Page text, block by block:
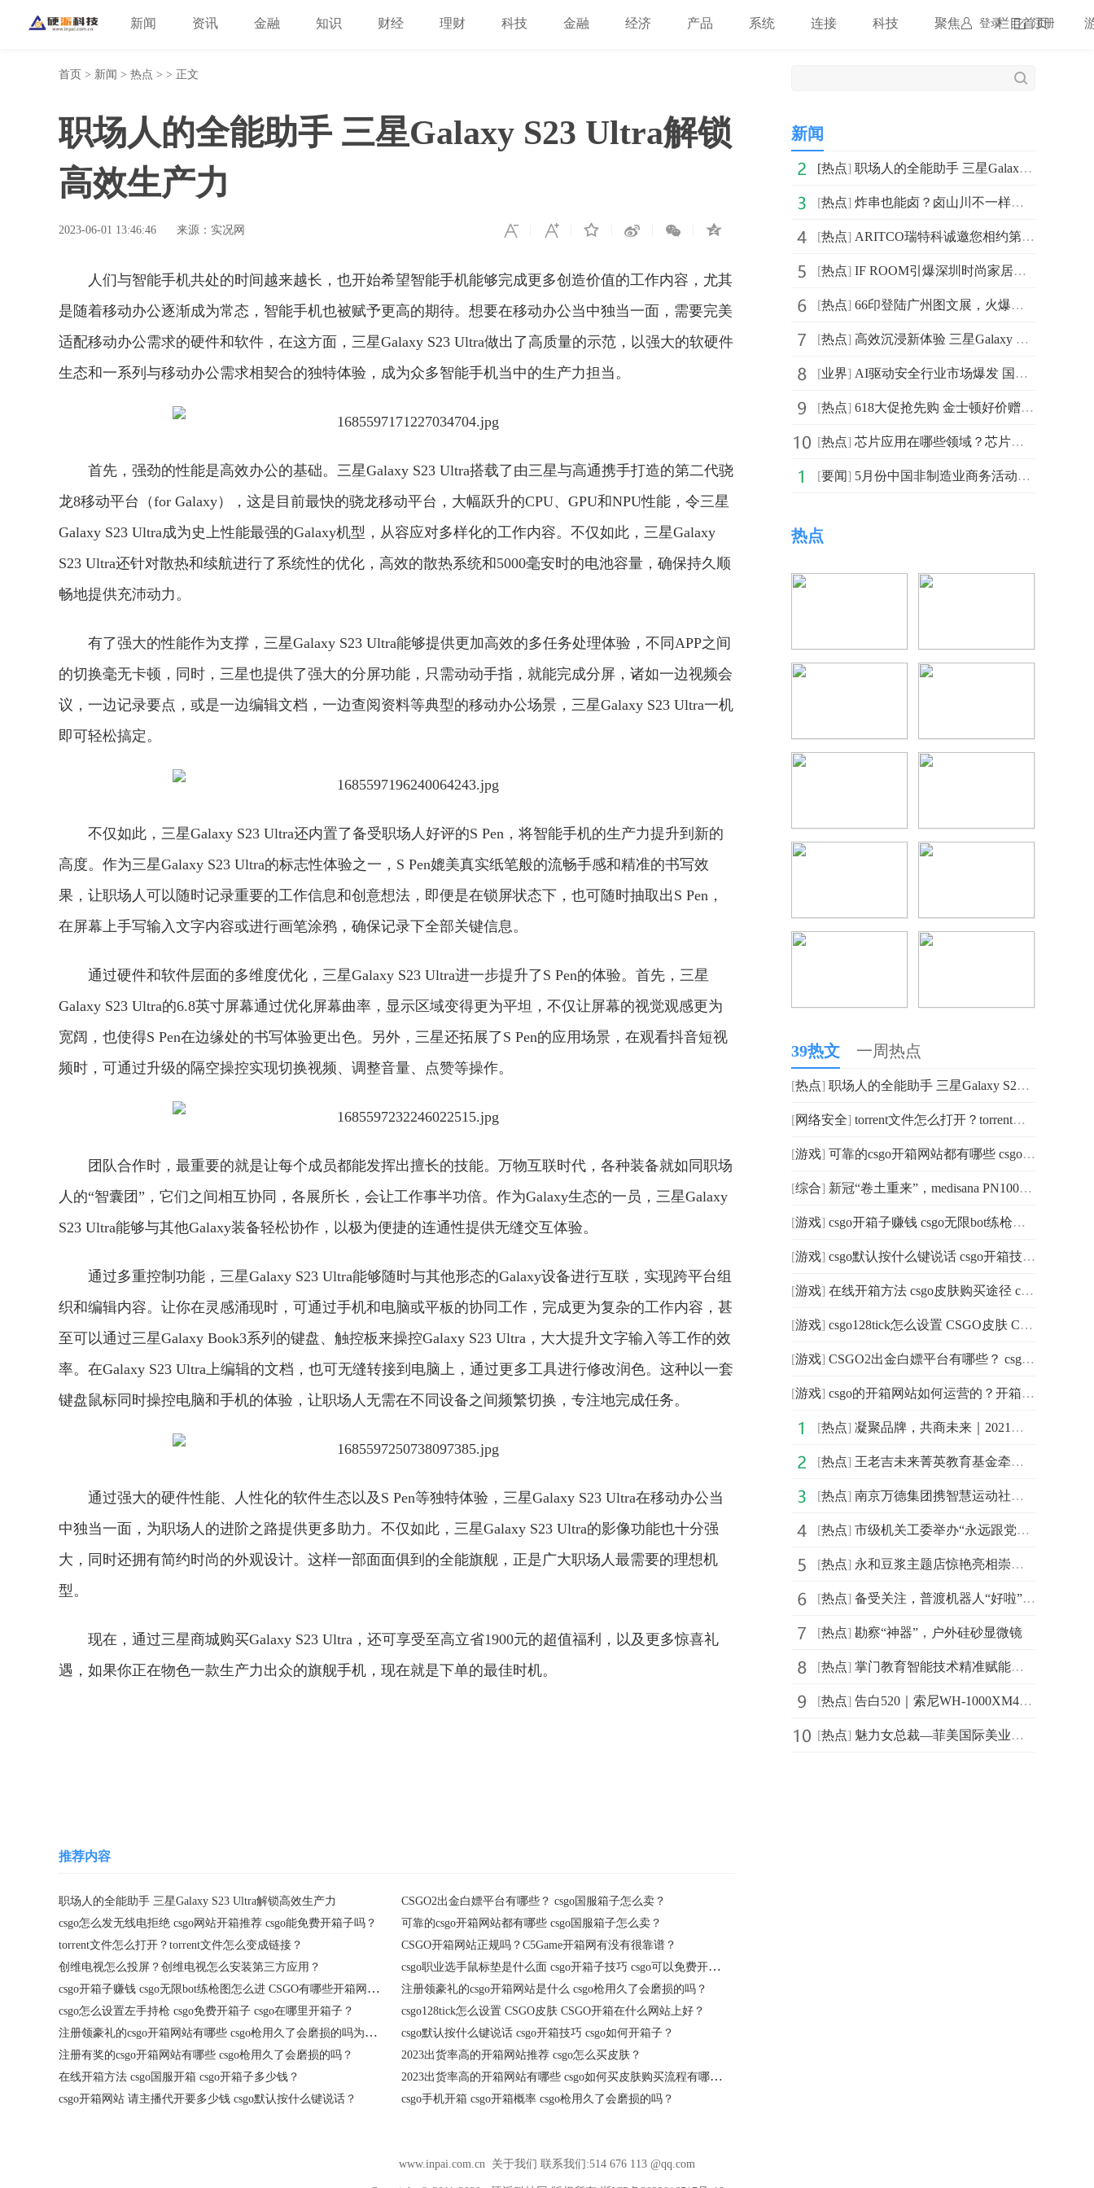
登录 注册
新闻 资讯 金融 知识 财经 理财 科技 金融 经济 产品 系统 连接 科技 聚焦 栏目首页
首页 > 新闻 > 热点 > > 正文
职场人的全能助手 三星Galaxy S23 Ultra解锁
高效生产力
2023-06-01 13:46:46 来源：实况网
人们与智能手机共处的时间越来越长，也开始希望智能手机能够完成更多创造价值的工作内容，尤其
是随着移动办公逐渐成为常态，智能手机也被赋予更高的期待。想要在移动办公当中独当一面，需要完美
适配移动办公需求的硬件和软件，在这方面，三星Galaxy S23 Ultra做出了高质量的示范，以强大的软硬件
生态和一系列与移动办公需求相契合的独特体验，成为众多智能手机当中的生产力担当。
首先，强劲的性能是高效办公的基础。三星Galaxy S23 Ultra搭载了由三星与高通携手打造的第二代骁
龙8移动平台（for Galaxy），这是目前最快的骁龙移动平台，大幅跃升的CPU、GPU和NPU性能，令三星
Galaxy S23 Ultra成为史上性能最强的Galaxy机型，从容应对多样化的工作内容。不仅如此，三星Galaxy
S23 Ultra还针对散热和续航进行了系统性的优化，高效的散热系统和5000毫安时的电池容量，确保持久顺
畅地提供充沛动力。
有了强大的性能作为支撑，三星Galaxy S23 Ultra能够提供更加高效的多任务处理体验，不同APP之间
的切换毫无卡顿，同时，三星也提供了强大的分屏功能，只需动动手指，就能完成分屏，诸如一边视频会
议，一边记录要点，或是一边编辑文档，一边查阅资料等典型的移动办公场景，三星Galaxy S23 Ultra一机
即可轻松搞定。
不仅如此，三星Galaxy S23 Ultra还内置了备受职场人好评的S Pen，将智能手机的生产力提升到新的
高度。作为三星Galaxy S23 Ultra的标志性体验之一，S Pen媲美真实纸笔般的流畅手感和精准的书写效
果，让职场人可以随时记录重要的工作信息和创意想法，即便是在锁屏状态下，也可随时抽取出S Pen，
在屏幕上手写输入文字内容或进行画笔涂鸦，确保记录下全部关键信息。
通过硬件和软件层面的多维度优化，三星Galaxy S23 Ultra进一步提升了S Pen的体验。首先，三星
Galaxy S23 Ultra的6.8英寸屏幕通过优化屏幕曲率，显示区域变得更为平坦，不仅让屏幕的视觉观感更为
宽阔，也使得S Pen在边缘处的书写体验更出色。另外，三星还拓展了S Pen的应用场景，在观看抖音短视
频时，可通过升级的隔空操控实现切换视频、调整音量、点赞等操作。
团队合作时，最重要的就是让每个成员都能发挥出擅长的技能。万物互联时代，各种装备就如同职场
人的“智囊团”，它们之间相互协同，各展所长，会让工作事半功倍。作为Galaxy生态的一员，三星Galaxy
S23 Ultra能够与其他Galaxy装备轻松协作，以极为便捷的连通性提供无缝交互体验。
通过多重控制功能，三星Galaxy S23 Ultra能够随时与其他形态的Galaxy设备进行互联，实现跨平台组
织和编辑内容。让你在灵感涌现时，可通过手机和电脑或平板的协同工作，完成更为复杂的工作内容，甚
至可以通过三星Galaxy Book3系列的键盘、触控板来操控Galaxy S23 Ultra，大大提升文字输入等工作的效
率。在Galaxy S23 Ultra上编辑的文档，也可无缝转接到电脑上，通过更多工具进行修改润色。这种以一套
键盘鼠标同时操控电脑和手机的体验，让职场人无需在不同设备之间频繁切换，专注地完成任务。
通过强大的硬件性能、人性化的软件生态以及S Pen等独特体验，三星Galaxy S23 Ultra在移动办公当
中独当一面，为职场人的进阶之路提供更多助力。不仅如此，三星Galaxy S23 Ultra的影像功能也十分强
大，同时还拥有简约时尚的外观设计。这样一部面面俱到的全能旗舰，正是广大职场人最需要的理想机
型。
现在，通过三星商城购买Galaxy S23 Ultra，还可享受至高立省1900元的超值福利，以及更多惊喜礼
遇，如果你正在物色一款生产力出众的旗舰手机，现在就是下单的最佳时机。
推荐内容
职场人的全能助手 三星Galaxy S23 Ultra解锁高效生产力
CSGO2出金白嫖平台有哪些？ csgo国服箱子怎么卖？
csgo怎么发无线电拒绝 csgo网站开箱推荐 csgo能免费开箱子吗？
可靠的csgo开箱网站都有哪些 csgo国服箱子怎么卖？
torrent文件怎么打开？torrent文件怎么变成链接？
CSGO开箱网站正规吗？C5Game开箱网有没有很靠谱？
创维电视怎么投屏？创维电视怎么安装第三方应用？
csgo职业选手鼠标垫是什么面 csgo开箱子技巧 csgo可以免费开箱子吗？
csgo开箱子赚钱 csgo无限bot练枪图怎么进 CSGO有哪些开箱网站？
注册领豪礼的csgo开箱网站是什么 csgo枪用久了会磨损的吗？
csgo怎么设置左手持枪 csgo免费开箱子 csgo在哪里开箱子？
csgo128tick怎么设置 CSGO皮肤 CSGO开箱在什么网站上好？
注册领豪礼的csgo开箱网站有哪些 csgo枪用久了会磨损的吗为什么？
csgo默认按什么键说话 csgo开箱技巧 csgo如何开箱子？
注册有奖的csgo开箱网站有哪些 csgo枪用久了会磨损的吗？
2023出货率高的开箱网站推荐 csgo怎么买皮肤？
在线开箱方法 csgo国服开箱 csgo开箱子多少钱？
2023出货率高的开箱网站有哪些 csgo如何买皮肤购买流程有哪些？
csgo开箱网站 请主播代开要多少钱 csgo默认按什么键说话？ csgo手机开箱 csgo开箱概率 csgo枪用久了会磨损的吗？
新闻
[热点] 职场人的全能助手 三星Galaxy S23 Ultra解锁高效生产力
[热点] 炸串也能卤？卤山川不一样的卤味炸串
[热点] ARITCO瑞特科诚邀您相约第十届设计上海盛会
[热点] IF ROOM引爆深圳时尚家居设计周，行业大咖热议未来家居
[热点] 66印登陆广州图文展，火爆吸引图文门店/工厂入驻
[热点] 高效沉浸新体验 三星Galaxy Tab S8系列618钜惠中
[业界] AI驱动安全行业市场爆发 国内外厂商加速布局“AI安全”
[热点] 618大促抢先购 金士顿好价赠豪礼
[热点] 芯片应用在哪些领域？芯片的应用领域有哪些？
[要闻] 5月份中国非制造业商务活动指数为54.5% 仍保持平稳恢复态势
热点
39热文 一周热点
[热点] 职场人的全能助手 三星Galaxy S23 Ultra解锁高效生产力
[网络安全] torrent文件怎么打开？torrent文件怎么变成链接？
[游戏] 可靠的csgo开箱网站都有哪些 csgo国服箱子怎么卖？
[综合] 新冠“卷土重来”，medisana PN100雾化器助你轻松度过“二阳”
[游戏] csgo开箱子赚钱 csgo无限bot练枪图怎么进 CSGO有哪些开箱网站？
[游戏] csgo默认按什么键说话 csgo开箱技巧 csgo如何开箱子？
[游戏] 在线开箱方法 csgo皮肤购买途径 csgo如何开箱？
[游戏] csgo128tick怎么设置 CSGO皮肤 CSGO开箱在什么网站上好？
[游戏] CSGO2出金白嫖平台有哪些？ csgo国服箱子怎么卖？
[游戏] csgo的开箱网站如何运营的？开箱网站的每一款皮肤价格是
[热点] 凝聚品牌，共商未来｜2021中国企业品牌建设峰会暨媒体发
[热点] 王老吉未来菁英教育基金牵手汕头大学首设 “刺柠吉奖学
[热点] 南京万德集团携智慧运动社区解决方案精彩亮相2021体博会
[热点] 市级机关工委举办“永远跟党走，建功新时代”庆祝建党百
[热点] 永和豆浆主题店惊艳亮相崇明花博会，成新晋网红打卡地
[热点] 备受关注，普渡机器人“好啦”亮相2021中国连锁餐饮峰会
[热点] 勘察“神器”，户外硅砂显微镜
[热点] 掌门教育智能技术精准赋能个性化教学 品质课程助力信息
[热点] 告白520｜索尼WH-1000XM4头戴降噪耳机静谧白限量版心动发布
[热点] 魅力女总裁—菲美国际美业综合平台创始人，菲菲！
www.inpai.com.cn 关于我们 联系我们:514 676 113 @qq.com